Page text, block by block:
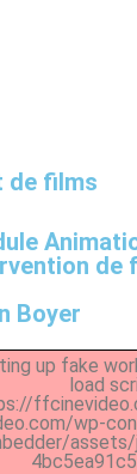
de films
de
Boyer
up fake
load
wp-